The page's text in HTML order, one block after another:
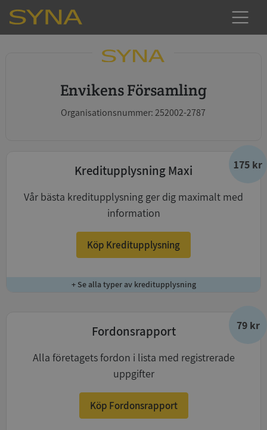
Envikens Församling
Organisationsnummer: 252002-2787
175 kr
Kreditupplysning Maxi
Vår bästa kreditupplysning ger dig maximalt med
information
Köp Kreditupplysning
+ Se alla typer av kreditupplysning
79 kr
Fordonsrapport
Alla företagets fordon i lista med registrerade
uppgifter
Köp Fordonsrapport